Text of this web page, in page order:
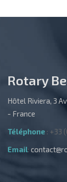
Rotary
Hôtel Riviera, 3
- France
Téléphone : +33
Email: